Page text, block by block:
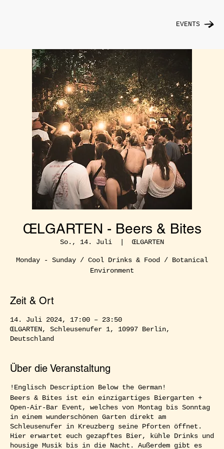
EVENTS
ŒLGARTEN - Beers & Bites
So., 14. Juli
  |
ŒLGARTEN
Monday - Sunday / Cool Drinks & Food / Botanical
Environment
Zeit & Ort
14. Juli 2024, 17:00 – 23:50
ŒLGARTEN, Schleusenufer 1, 10997 Berlin,
Deutschland
Über die Veranstaltung
!Englisch Description Below the German!
Beers & Bites ist ein einzigartiges Biergarten +
Open-Air-Bar Event, welches von Montag bis Sonntag
in einem wunderschönen Garten direkt am
Schleusenufer in Kreuzberg seine Pforten öffnet.
Hier erwartet euch gezapftes Bier, kühle Drinks und
housige Musik bis in die Nacht. Außerdem gibt es